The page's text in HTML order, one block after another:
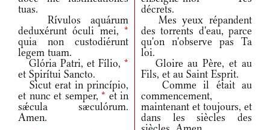
tuas.
décrets.
Rívulos aquárum
deduxérunt óculi mei, *
quia non custodiérunt
legem tuam.
Mes yeux répandent
des torrents d'eau, parce
qu'on n'observe pas Ta
loi.
Glória Patri, et Fílio, *
et Spirítui Sancto.
Gloire au Père, et au
Fils, et au Saint Esprit.
Sicut erat in princípio,
et nunc et semper, * et in
sǽcula sæculórum.
Amen.
Comme il était au
commencement,
maintenant et toujours, et
dans les siècles des